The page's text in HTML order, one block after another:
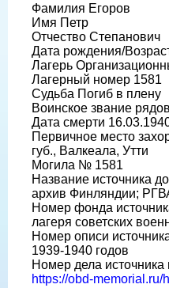
Фамилия Егоров
Имя Петр
Отчество Степанович
Дата рождения/
Лагерь
Лагерный номер 1581
Судьба Погиб в плену
Воинское звание
Дата смерти
Первичное место
губ., Валкеала, Утти
Могила № 1581
Название источника
архив Финляндии;
Номер фонда
лагеря советских
Номер описи
1939-1940 годов
Номер дела
https://obd-